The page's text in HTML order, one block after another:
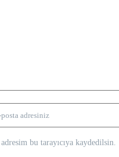
bu tarayıcıya kaydedilsin.